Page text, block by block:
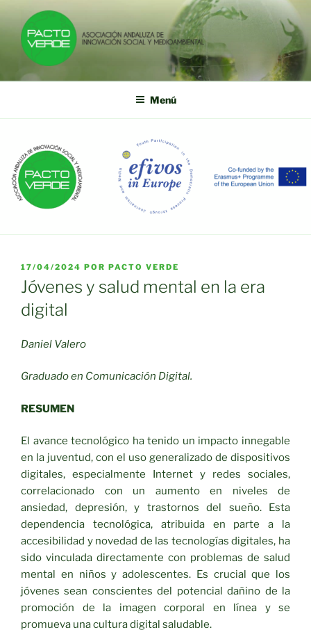
contenido
PACTO VERDE
Asociación Andaluza de Innovación Social y Medioambiental
Menú
PUBLICADO
EL
17/04/2024 POR PACTO VERDE
Jóvenes y salud mental en la era
digital
Daniel Valero
Graduado en Comunicación Digital.
RESUMEN
El avance tecnológico ha tenido un impacto innegable
en la juventud, con el uso generalizado de dispositivos
digitales, especialmente Internet y redes sociales,
correlacionado con un aumento en niveles de
ansiedad, depresión, y trastornos del sueño. Esta
dependencia tecnológica, atribuida en parte a la
accesibilidad y novedad de las tecnologías digitales, ha
sido vinculada directamente con problemas de salud
mental en niños y adolescentes. Es crucial que los
jóvenes sean conscientes del potencial dañino de la
promoción de la imagen corporal en línea y se
promueva una cultura digital saludable.